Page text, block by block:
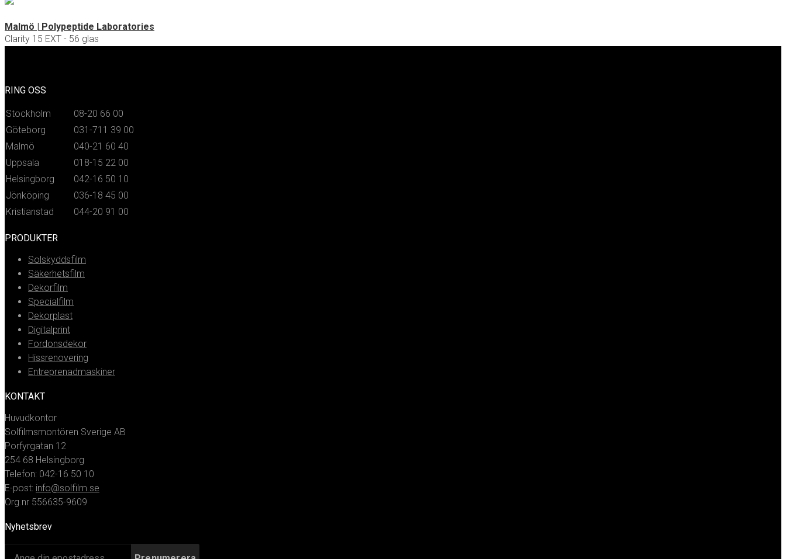
Malmö | Polypeptide Laboratories
Clarity 15 EXT - 56 glas
RING OSS
Stockholm
08-20 66 00
Göteborg
031-711 39 00
Malmö
040-21 60 40
Uppsala
018-15 22 00
Helsingborg
042-16 50 10
Jönköping
036-18 45 00
Kristianstad
044-20 91 00
PRODUKTER
Solskyddsfilm
Säkerhetsfilm
Dekorfilm
Specialfilm
Dekorplast
Digitalprint
Fordonsdekor
Hissrenovering
Entreprenadmaskiner
KONTAKT
Huvudkontor
Solfilmsmontören Sverige AB
Porfyrgatan 12
254 68 Helsingborg
Telefon: 042-16 50 10
E-post: info@solfilm.se
Org.nr 556635-9609
Nyhetsbrev